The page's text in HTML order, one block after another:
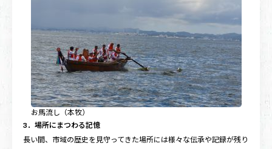
お馬流し（本牧）
3．場所にまつわる記憶
長い間、市域の歴史を見守ってきた場所には様々な伝承や記録が残り